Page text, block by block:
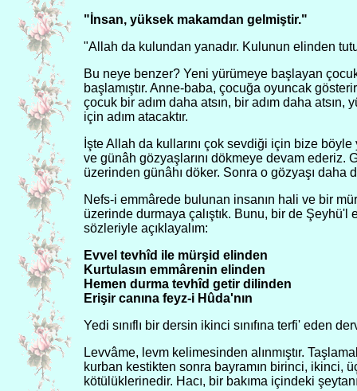
"İnsan, yüksek makamdan gelmiştir."
"Allah da kulundan yanadır. Kulunun elinden
Bu neye benzer? Yeni yürümeye başlayan
başlamıştır. Anne-baba, çocuğa oyuncak
çocuk bir adım daha atsın, bir adım daha
için adım atacaktır.
İşte Allah da kullarını çok sevdiği için bize
ve günâh gözyaşlarını dökmeye devam ederiz.
üzerinden günâhı döker. Sonra o gözyaşı daha
Nefs-i emmârede bulunan insanın hali ve bir
üzerinde durmaya çalıştık. Bunu, bir de
sözleriyle açıklayalım:
Evvel tevhîd ile mürşid elinden
Kurtulasın emmârenin elinden
Hemen durma tevhîd getir dilinden
Erişir canına feyz-i Hûda'nın
Yedi sınıflı bir dersin ikinci sınıfına terfi' eden
Levvâme, levm kelimesinden alınmıştır.
kurban kestikten sonra bayramın birinci, ikinci,
kötülüklerinedir. Hacı, bir bakıma içindeki